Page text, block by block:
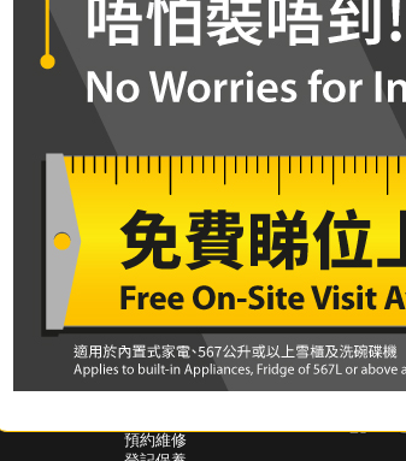
預約維修